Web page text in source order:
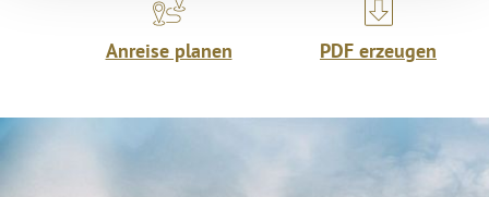
Anreise planen PDF erzeugen